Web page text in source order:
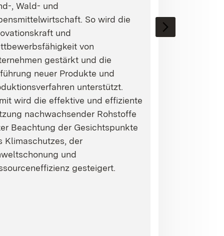
, Wald- und
So wird die
und
von
gestärkt und die
neuer Produkte und
unterstützt.
wird die effektive und effiziente
nachwachsender Rohstoffe
Beachtung der Gesichtspunkte
Klimaschutzes, der
und
gesteigert.